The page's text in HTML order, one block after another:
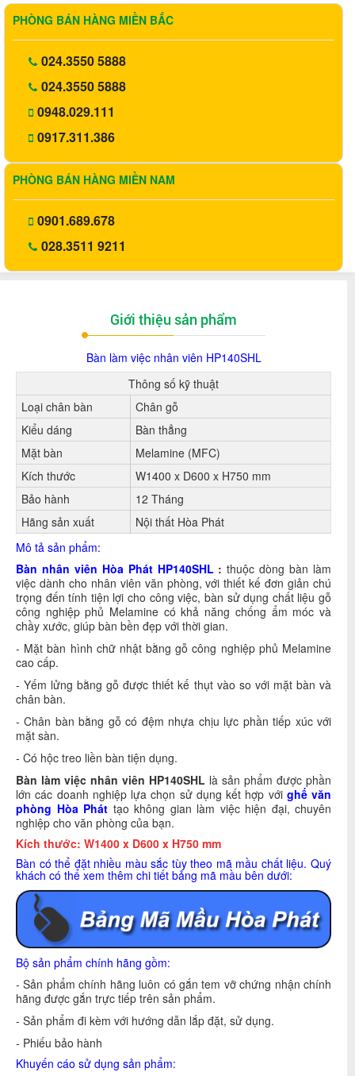
PHÒNG BÁN HÀNG MIỀN BẮC
024.3550 5888
024.3550 5888
0948.029.111
0917.311.386
PHÒNG BÁN HÀNG MIỀN NAM
0901.689.678
028.3511 9211
Giới thiệu sản phẩm
Bàn làm việc nhân viên HP140SHL
Thông số kỹ thuật
Loại chân bàn
Chân gỗ
Kiểu dáng
Bàn thẳng
Mặt bàn
Melamine (MFC)
Kích thước
W1400 x D600 x H750 mm
Bảo hành
12 Tháng
Hãng sản xuất
Nội thất Hòa Phát
Mô tả sản phẩm:
Bàn nhân viên Hòa PhátHP140SHL:thuộc dòng bàn làm
việc dành cho nhân viên văn phòng, với thiết kế đơn giản chú
trọng đến tính tiện lợi cho công việc, bàn sử dụng chất liệu gỗ
công nghiệp phủ Melamine có khả năng chống ẩm móc và
chầy xước, giúp bàn bền đẹp với thời gian.
- Mặt bàn hình chữ nhật bằng gỗ công nghiệp phủ Melamine
cao cấp.
- Yếm lửng bằng gỗ được thiết kế thụt vào so với mặt bàn và
chân bàn.
- Chân bàn bằng gỗ có đệm nhựa chịu lực phần tiếp xúc với
mặt sàn.
- Có hộc treo liền bàn tiện dụng.
Bàn làm việc nhân viên HP140SHL là sản phẩm được phần
lớn các doanh nghiệp lựa chọn sử dụng kết hợp với ghế văn
phòng Hòa Phát tạo không gian làm việc hiện đại, chuyên
nghiệp cho văn phòng của bạn.
Kích thước: W1400 x D600 x H750 mm
Bàn có thể đặt nhiều màu sắc tùy theo mã mầu chất liệu. Quý
khách có thể xem thêm chi tiết bảng mã mầu bên dưới:
Bộ sản phẩm chính hãng gồm:
- Sản phẩm chính hãng luôn có gắn tem vỡ chứng nhận chính
hãng được gắn trực tiếp trên sản phẩm.
- Sản phẩm đi kèm với hướng dẫn lắp đặt, sử dụng.
- Phiếu bảo hành
Khuyến cáo sử dụng sản phẩm: